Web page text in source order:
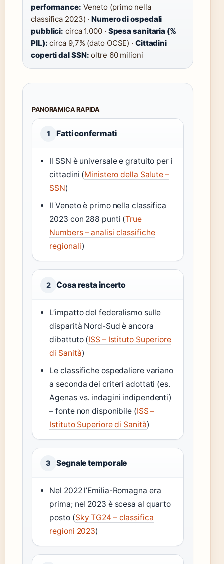
performance: Veneto (primo nella
classifica 2023) ·Numero di ospedali
pubblici: circa 1.000 · Spesa sanitaria (%
PIL): circa 9,7% (dato OCSE) · Cittadini
coperti dal SSN: oltre 60 milioni
PANORAMICA RAPIDA
1 Fatti confermati
Il SSN è universale e gratuito per i
cittadini (Ministero della Salute –
SSN)
Il Veneto è primo nella classifica
2023 con 288 punti (True
Numbers – analisi classifiche
regionali)
2 Cosa resta incerto
L’impatto del federalismo sulle
disparità Nord-Sud è ancora
dibattuto (ISS – Istituto Superiore
di Sanità)
Le classifiche ospedaliere variano
a seconda dei criteri adottati (es.
Agenas vs. indagini indipendenti)
– fonte non disponibile (ISS –
Istituto Superiore di Sanità)
3 Segnale temporale
Nel 2022 l’Emilia-Romagna era
prima; nel 2023 è scesa al quarto
posto (Sky TG24 – classifica
regioni 2023)